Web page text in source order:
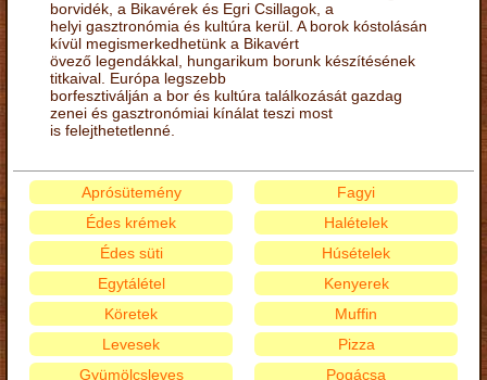
borvidék, a Bikavérek és Egri Csillagok, a
helyi gasztronómia és kultúra kerül. A borok kóstolásán
kívül megismerkedhetünk a Bikavért
övező legendákkal, hungarikum borunk készítésének
titkaival. Európa legszebb
borfesztiválján a bor és kultúra találkozását gazdag
zenei és gasztronómiai kínálat teszi most
is felejthetetlenné.
Aprósütemény
Édes krémek
Édes süti
Egytálétel
Fagyi
Halételek
Húsételek
Kenyerek
Köretek
Levesek
Gyümölcsleves
Muffin
Pizza
Pogácsa